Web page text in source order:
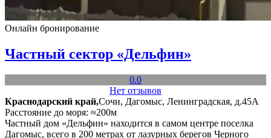
Онлайн бронирование
Частный сектор «Дельфин»
0.0
Нет отзывов
Краснодарский край,Сочи, Дагомыс, Ленинградская, д.45А
Расстояние до моря: ≈200м
Частный дом «Дельфин» находится в самом центре поселка
Дагомыс, всего в 200 метрах от лазурных берегов Черного